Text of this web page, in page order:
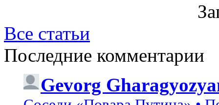
Все статьи
Последние комментарии
Gevorg